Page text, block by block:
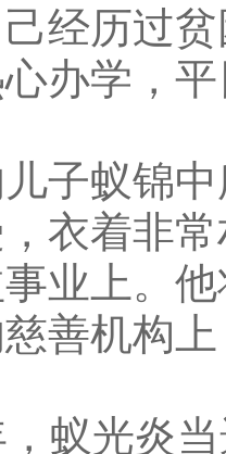
历过贫
办学，
蚁锦中
衣着非
业上。
善机构
光炎当